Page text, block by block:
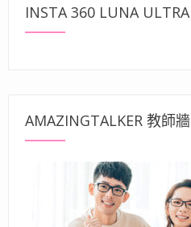
INSTA 360 LUNA ULTRA
AMAZINGTALKER 教師牆